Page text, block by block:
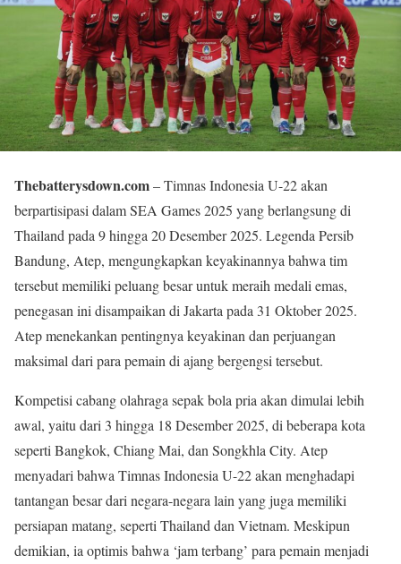
Thebatterysdown.com– Timnas Indonesia U-22 akan
berpartisipasi dalam SEA Games 2025 yang berlangsung di
Thailand pada 9 hingga 20 Desember 2025. Legenda Persib
Bandung, Atep, mengungkapkan keyakinannya bahwa tim
tersebut memiliki peluang besar untuk meraih medali emas,
penegasan ini disampaikan di Jakarta pada 31 Oktober 2025.
Atep menekankan pentingnya keyakinan dan perjuangan
maksimal dari para pemain di ajang bergengsi tersebut.
Kompetisi cabang olahraga sepak bola pria akan dimulai lebih
awal, yaitu dari 3 hingga 18 Desember 2025, di beberapa kota
seperti Bangkok, Chiang Mai, dan Songkhla City. Atep
menyadari bahwa Timnas Indonesia U-22 akan menghadapi
tantangan besar dari negara-negara lain yang juga memiliki
persiapan matang, seperti Thailand dan Vietnam. Meskipun
demikian, ia optimis bahwa ‘jam terbang’ para pemain menjadi